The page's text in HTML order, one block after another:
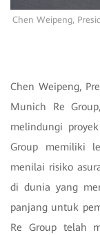
Chen Weipeng,
Chen Weipeng,
Munich Re
melindungi
Group memiliki
menilai risiko
di dunia yang
panjang untuk
Re Group telah